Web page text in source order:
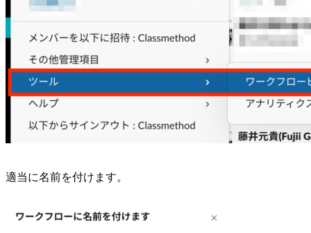
適当に名前を付けます。